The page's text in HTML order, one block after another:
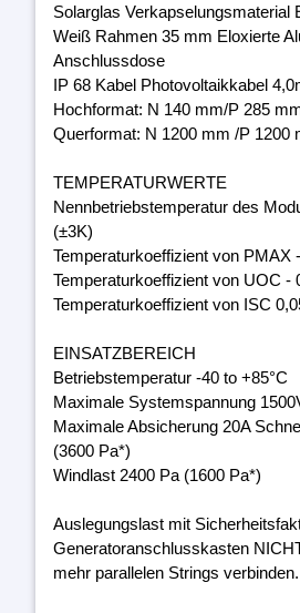
Solarglas Verkapselungsmaterial
Weiß Rahmen 35 mm Eloxierte
Anschlussdose
IP 68 Kabel Photovoltaikkabel
Hochformat: N 140 mm/P 285
Querformat: N 1200 mm /P 1200
TEMPERATURWERTE
Nennbetriebstemperatur des
(±3K)
Temperaturkoeffizient von PMAX
Temperaturkoeffizient von UOC -
Temperaturkoeffizient von ISC
EINSATZBEREICH
Betriebstemperatur -40 to +85°C
Maximale Systemspannung
Maximale Absicherung 20A
(3600 Pa*)
Windlast 2400 Pa (1600 Pa*)
Auslegungslast mit
Generatoranschlusskasten
mehr parallelen Strings verbinden.